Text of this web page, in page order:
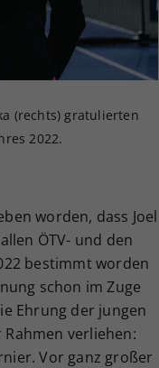
(rechts) gratulierten
2022.
worden, dass Joel
ÖTV- und den
bestimmt worden
schon im Zuge
Ehrung der jungen
verliehen:
Vor ganz großer
Einstellungen, falls der
dies eingestellt hat.